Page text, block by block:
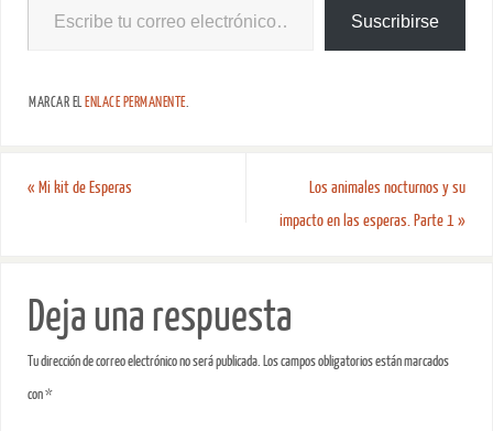
Suscribirse
MARCAR EL ENLACE PERMANENTE.
« Mi kit de Esperas
Los animales nocturnos y su
impacto en las esperas. Parte 1»
Deja una respuesta
Tu dirección de correo electrónico no será publicada. Los campos obligatorios están marcados
con*